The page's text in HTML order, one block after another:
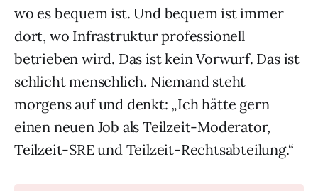
wo es bequem ist. Und bequem ist immer
dort, wo Infrastruktur professionell
betrieben wird. Das ist kein Vorwurf. Das ist
schlicht menschlich. Niemand steht
morgens auf und denkt: „Ich hätte gern
einen neuen Job als Teilzeit-Moderator,
Teilzeit-SRE und Teilzeit-Rechtsabteilung.“